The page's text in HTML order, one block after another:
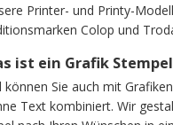
Printer- und Printy-
Colop und
ist ein Grafik
können Sie auch mit
Text kombiniert. Wir